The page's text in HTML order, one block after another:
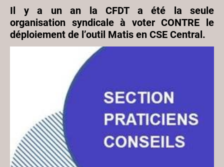
Il y a un an la CFDT a été la seule
organisation syndicale à voter CONTRE le
déploiement de l’outil Matis en CSE Central.